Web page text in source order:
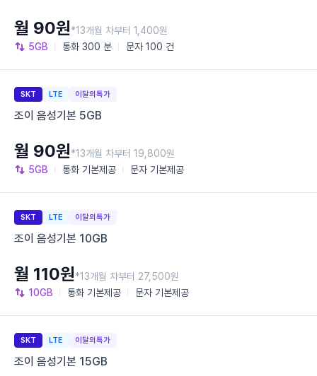
5GB 통화 300 분 문자 100 건
월 90원*13개월 차부터 1,400원
SKT LTE 이달의특가
조이 음성기본 5GB
5GB 통화 기본제공 문자 기본제공
월 90원*13개월 차부터 19,800원
SKT LTE 이달의특가
조이 음성기본 10GB
10GB 통화 기본제공 문자 기본제공
월 110원*13개월 차부터 27,500원
SKT LTE 이달의특가
조이 음성기본 15GB